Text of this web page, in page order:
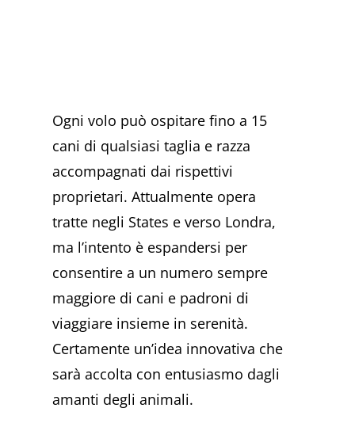
Ogni volo può ospitare fino a 15
cani di qualsiasi taglia e razza
accompagnati dai rispettivi
proprietari. Attualmente opera
tratte negli States e verso Londra,
ma l’intento è espandersi per
consentire a un numero sempre
maggiore di cani e padroni di
viaggiare insieme in serenità.
Certamente un’idea innovativa che
sarà accolta con entusiasmo dagli
amanti degli animali.